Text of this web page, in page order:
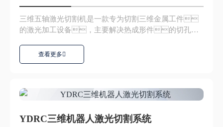
三维五轴激光切割机是一款专为切割三维金属工件
的激光加工设备，主要解决热成形件的切孔和
查看更多
YDRC三维机器人激光切割系统